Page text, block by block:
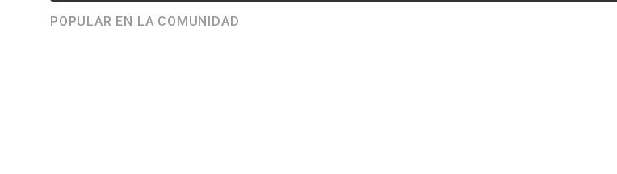
POPULAR EN LA COMUNIDAD